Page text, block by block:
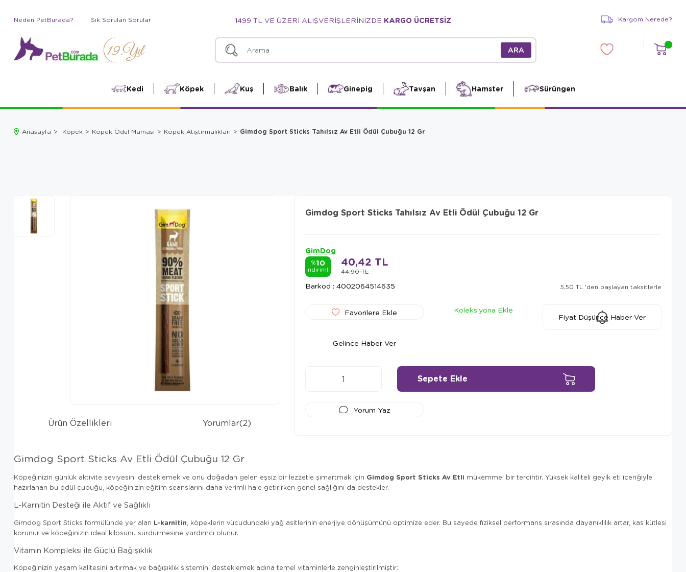
Neden PetBurada? Sık Sorulan Sorular 1499 TL VE ÜZERİ ALIŞVERİŞLERİNİZDE KARGO ÜCRETSİZ Kargom Nerede?
Kedi Köpek Kuş Balık Ginepig Tavşan Hamster Sürüngen
Anasayfa Köpek Köpek Ödül Maması Köpek Atıştırmalıkları Gimdog Sport Sticks Tahılsız Av Etli Ödül Çubuğu 12 Gr
Gimdog Sport Sticks Tahılsız Av Etli Ödül Çubuğu 12 Gr
GimDog
%10
indirimli 44,90 TL
40,42 TL
Barkod : 4002064514635 5,50 TL 'den başlayan taksitlerle
Favorilere Ekle
Koleksiyona Ekle
Fiyat Düşünce Haber Ver
Gelince Haber Ver
Yorum Yaz
Ürün Özellikleri Yorumlar(2)
Gimdog Sport Sticks Av Etli Ödül Çubuğu 12 Gr
Köpeğinizin günlük aktivite seviyesini desteklemek ve onu doğadan gelen eşsiz bir lezzetle şımartmak için Gimdog Sport Sticks Av Etli mükemmel bir tercihtir. Yüksek kaliteli geyik eti içeriğiyle
hazırlanan bu ödül çubuğu, köpeğinizin eğitim seanslarını daha verimli hale getirirken genel sağlığını da destekler.
L-Karnitin Desteği ile Aktif ve Sağlıklı
Gimdog Sport Sticks formülünde yer alan L-karnitin , köpeklerin vücudundaki yağ asitlerinin enerjiye dönüşümünü optimize eder. Bu sayede fiziksel performans sırasında dayanıklılık artar, kas kütlesi
korunur ve köpeğinizin ideal kilosunu sürdürmesine yardımcı olunur.
Vitamin Kompleksi ile Güçlü Bağışıklık
Köpeğinizin yaşam kalitesini artırmak ve bağışıklık sistemini desteklemek adına temel vitaminlerle zenginleştirilmiştir: